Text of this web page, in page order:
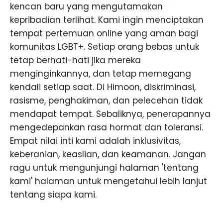
kencan baru yang mengutamakan
kepribadian terlihat. Kami ingin menciptakan
tempat pertemuan online yang aman bagi
komunitas LGBT+. Setiap orang bebas untuk
tetap berhati-hati jika mereka
menginginkannya, dan tetap memegang
kendali setiap saat. Di Himoon, diskriminasi,
rasisme, penghakiman, dan pelecehan tidak
mendapat tempat. Sebaliknya, penerapannya
mengedepankan rasa hormat dan toleransi.
Empat nilai inti kami adalah inklusivitas,
keberanian, keaslian, dan keamanan. Jangan
ragu untuk mengunjungi halaman 'tentang
kami' halaman untuk mengetahui lebih lanjut
tentang siapa kami.